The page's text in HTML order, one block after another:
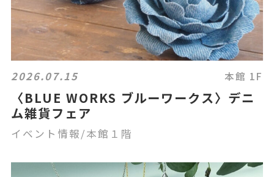
2026.07.15 本館 1F
〈BLUE WORKS ブルーワークス〉デニ
ム雑貨フェア
イベント情報/本館１階